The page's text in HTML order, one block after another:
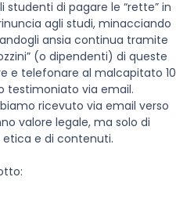
di pagare le “rette” in
agli studi, minacciando
ansia continua tramite
(o dipendenti) di queste
e telefonare al malcapitato 10
testimoniato via email.
ricevuto via email verso
valore legale, ma solo di
e di contenuti.